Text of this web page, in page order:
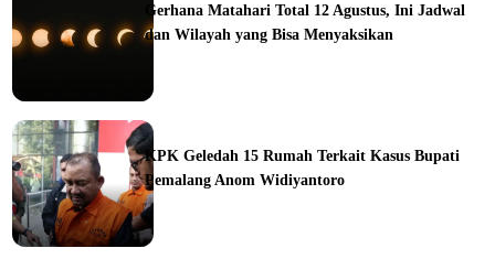
Gerhana Matahari Total 12 Agustus, Ini Jadwal
dan Wilayah yang Bisa Menyaksikan
KPK Geledah 15 Rumah Terkait Kasus Bupati
Pemalang Anom Widiyantoro